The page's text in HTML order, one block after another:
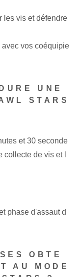
les vis et défendre
vos coéquipie
UNE
STARS
et 30 seconde
de vis⁤ et l
phase d'assaut d
OBTE
AU MODE